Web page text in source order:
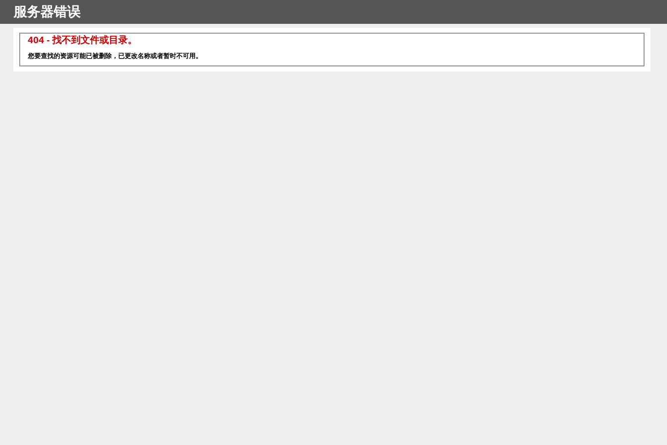
服务器错误
404 - 找不到文件或目录。
您要查找的资源可能已被删除，已更改名称或者暂时不可用。